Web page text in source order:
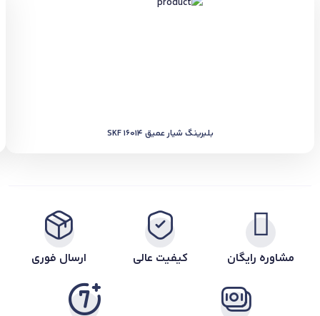
بلبرینگ شیار عمیق SKF 16014
مشاوره رایگان کیفیت عالی ارسال فوری